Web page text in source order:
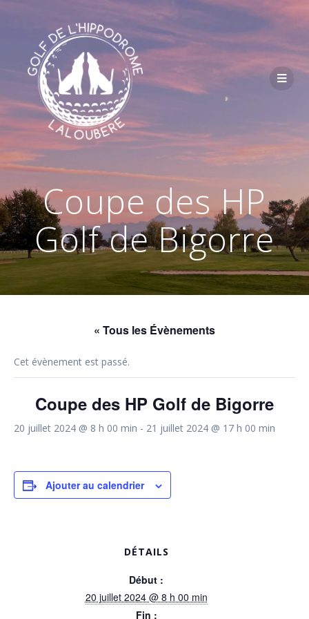
Passer
contenu
Coupe des HP
Golf de Bigorre
« Tous les Évènements
Cet évènement est passé.
Coupe des HP Golf de Bigorre
20 juillet 2024 @ 8 h 00 min - 21 juillet 2024 @ 17 h 00 min
Ajouter au calendrier
DÉTAILS
Début :
20 juillet 2024 @ 8 h 00 min
Fin :